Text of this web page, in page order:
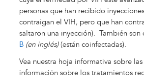
personas que han recibido
contraigan el VIH, pero que han
saltaron una inyección). También
B (en inglés)(están coinfectadas).
Vea nuestra hoja informativa sobre las
información sobre los tratamientos